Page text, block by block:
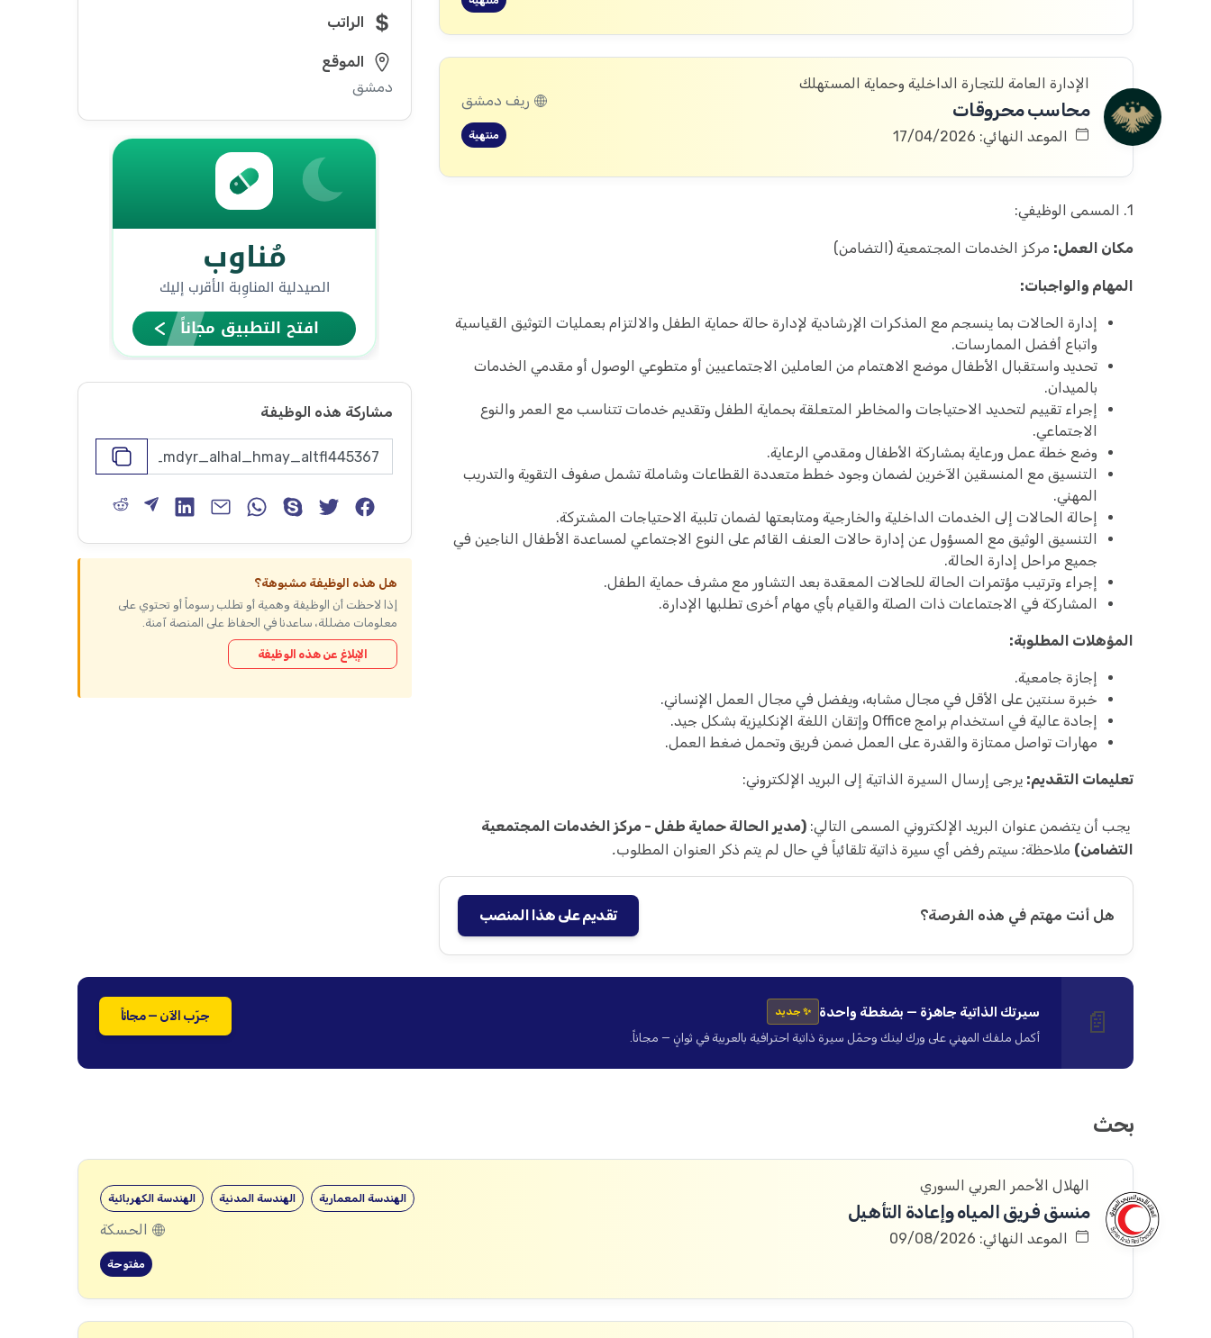
الإدارة العامة للتجارة الداخلية وحماية المستهلك
محاسب محروقات
الموعد النهائي: 17/04/2026
ريف دمشق
منتهية
1. المسمى الوظيفي:
مكان العمل: مركز الخدمات المجتمعية (التضامن)
المهام والواجبات:
إدارة الحالات بما ينسجم مع المذكرات الإرشادية لإدارة حالة حماية الطفل والالتزام بعمليات التوثيق القياسية
واتباع أفضل الممارسات.
تحديد واستقبال الأطفال موضع الاهتمام من العاملين الاجتماعيين أو متطوعي الوصول أو مقدمي الخدمات
بالميدان.
إجراء تقييم لتحديد الاحتياجات والمخاطر المتعلقة بحماية الطفل وتقديم خدمات تتناسب مع العمر والنوع
الاجتماعي.
وضع خطة عمل ورعاية بمشاركة الأطفال ومقدمي الرعاية.
التنسيق مع المنسقين الآخرين لضمان وجود خطط متعددة القطاعات وشاملة تشمل صفوف التقوية والتدريب
المهني.
إحالة الحالات إلى الخدمات الداخلية والخارجية ومتابعتها لضمان تلبية الاحتياجات المشتركة.
التنسيق الوثيق مع المسؤول عن إدارة حالات العنف القائم على النوع الاجتماعي لمساعدة الأطفال الناجين في
جميع مراحل إدارة الحالة.
إجراء وترتيب مؤتمرات الحالة للحالات المعقدة بعد التشاور مع مشرف حماية الطفل.
المشاركة في الاجتماعات ذات الصلة والقيام بأي مهام أخرى تطلبها الإدارة.
المؤهلات المطلوبة:
إجازة جامعية.
خبرة سنتين على الأقل في مجال مشابه، ويفضل في مجال العمل الإنساني.
إجادة عالية في استخدام برامج Office وإتقان اللغة الإنكليزية بشكل جيد.
مهارات تواصل ممتازة والقدرة على العمل ضمن فريق وتحمل ضغط العمل.
تعليمات التقديم: يرجى إرسال السيرة الذاتية إلى البريد الإلكتروني:
يجب أن يتضمن عنوان البريد الإلكتروني المسمى التالي: (مدير الحالة حماية طفل - مركز الخدمات المجتمعية
التضامن) ملاحظة: سيتم رفض أي سيرة ذاتية تلقائياً في حال لم يتم ذكر العنوان المطلوب.
هل أنت مهتم في هذه الفرصة؟ تقديم على هذا المنصب
الراتب
الموقع
دمشق
مشاركة هذه الوظيفة
هل هذه الوظيفة مشبوهة؟
إذا لاحظت أن الوظيفة وهمية أو تطلب رسوماً أو تحتوي على
معلومات مضللة، ساعدنا في الحفاظ على المنصة آمنة.
الإبلاغ عن هذه الوظيفة
📄 سيرتك الذاتية جاهزة — بضغطة واحدة ✨ جديد
أكمل ملفك المهني على ورك لينك وحمّل سيرة ذاتية احترافية بالعربية في ثوانٍ — مجاناً.
جرّب الآن — مجاناً
بحث
الهلال الأحمر العربي السوري
منسق فريق المياه وإعادة التأهيل
الموعد النهائي: 09/08/2026
الهندسة الكهربائية الهندسة المدنية الهندسة المعمارية
الحسكة
مفتوحة